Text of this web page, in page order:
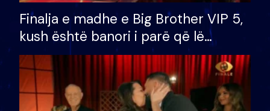
Finalja e madhe e Big Brother VIP 5,
kush është banori i parë që lë
shtëpinë dhe humb mundësinë për
të fituar çmimin e madh